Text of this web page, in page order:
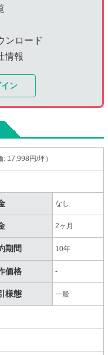
ンロード
情報
ン
17,998円/坪）
なし
2ヶ月
期間 10年
価格 -
様態 一般